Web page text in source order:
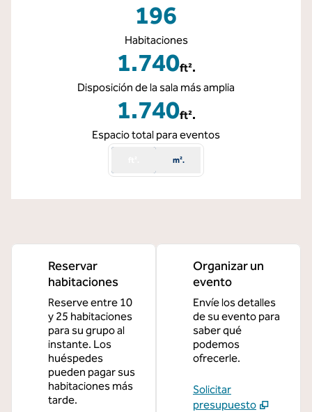
196
Habitaciones
1.740ft².
Pies cuadrados
Disposición de la sala más amplia
1.740ft².
Pies cuadrados
Espacio total para eventos
m².
Reservar
habitaciones
Reserve entre 10
y 25 habitaciones
para su grupo al
instante. Los
huéspedes
pueden pagar sus
habitaciones más
tarde.
Organizar un
evento
Envíe los detalles
de su evento para
saber qué
podemos
ofrecerle.
Solicitar
presupuesto